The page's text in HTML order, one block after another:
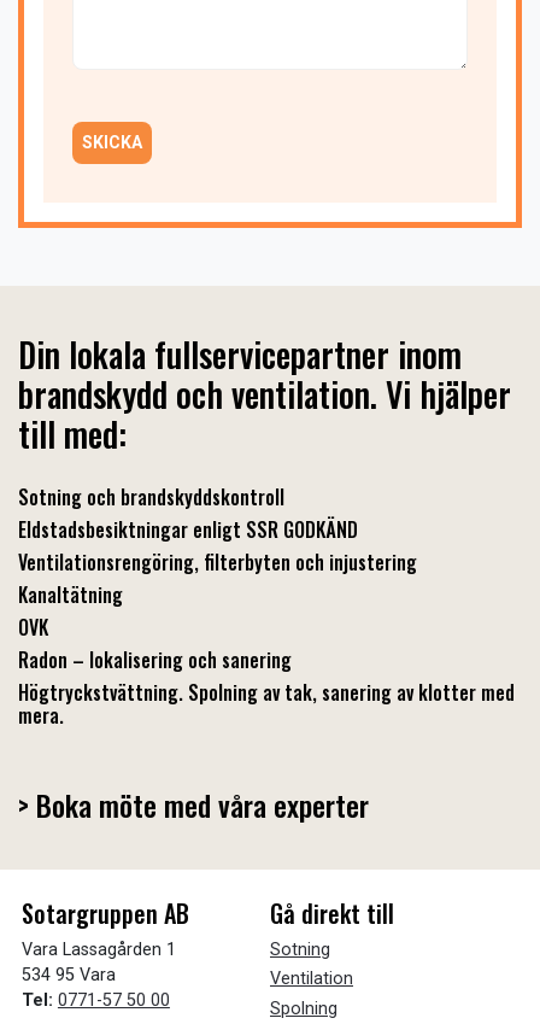
Din lokala fullservicepartner inom
brandskydd och ventilation. Vi hjälper
till med:
Sotning och brandskyddskontroll
Eldstadsbesiktningar enligt SSR GODKÄND
Ventilationsrengöring, filterbyten och injustering
Kanaltätning
OVK
Radon – lokalisering och sanering
Högtryckstvättning. Spolning av tak, sanering av klotter med
mera.
> Boka möte med våra experter
Sotargruppen AB
Vara Lassagården 1
534 95 Vara
Tel: 0771-57 50 00
Gå direkt till
Sotning
Ventilation
Spolning